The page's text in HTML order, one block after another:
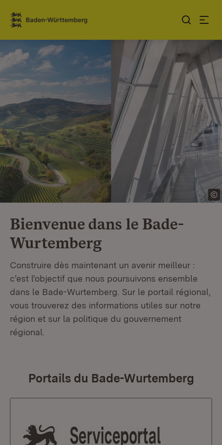
Sauter au contenu
Link zur Startseite
Bienvenue dans le Bade-
Wurtemberg
Construire dès maintenant un avenir meilleur :
c'est l'objectif que nous poursuivons ensemble
dans le Bade-Wurtemberg. Sur le portail régional,
vous trouverez des informations utiles sur notre
région et sur la politique du gouvernement
régional.
Portails du Bade-Wurtemberg